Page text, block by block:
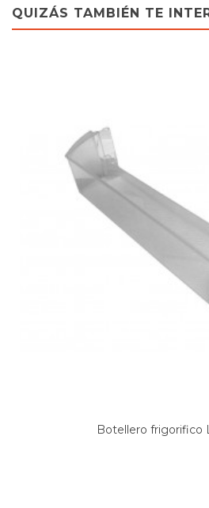
GORENJE, HZF3369C
GORENJE, HZF3369E
GORENJE, HZS3369
GORENJE, HZS3369
GORENJE, HZS3369
GORENJE, HZS3369AF
GORENJE, HZS3369EF
GORENJE, HZS3369EF
GORENJE, HZS3369F
GORENJE, K7900P
QUIZÁS TAMBIÉN TE
Botellero frigorifico